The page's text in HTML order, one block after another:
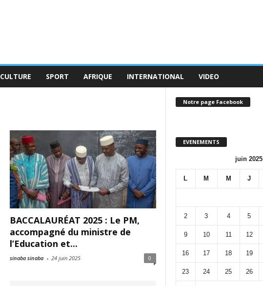
CULTURE SPORT AFRIQUE INTERNATIONAL VIDEO
BACCALAURÉAT 2025 : Le PM,
accompagné du ministre de
l’Education et...
sinaba sinaba - 24 juin 2025 0
Notre page Facebook
EVENEMENTS
juin 2025
L M M J
2 3 4 5
9 10 11 12
16 17 18 19
23 24 25 26